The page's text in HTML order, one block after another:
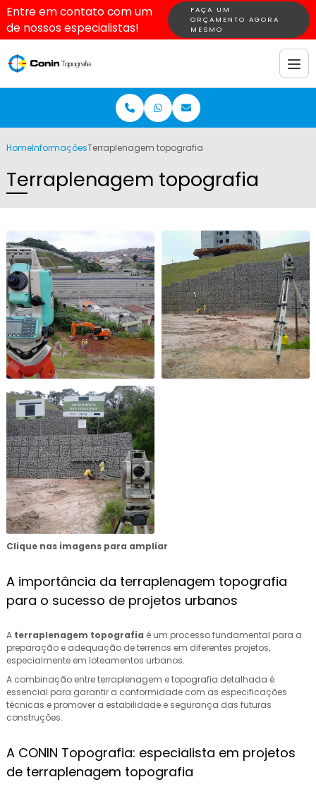
Entre em contato com um
de nossos especialistas!
FAÇA UM
ORÇAMENTO AGORA
MESMO
HomeInformaçõesTerraplenagem topografia
Terraplenagem topografia
Clique nas imagens para ampliar
A importância da terraplenagem topografia
para o sucesso de projetos urbanos
A terraplenagem topografia é um processo fundamental para a
preparação e adequação de terrenos em diferentes projetos,
especialmente em loteamentos urbanos.
A combinação entre terraplenagem e topografia detalhada é
essencial para garantir a conformidade com as especificações
técnicas e promover a estabilidade e segurança das futuras
construções.
A CONIN Topografia: especialista em projetos
de terraplenagem topografia